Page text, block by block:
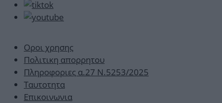
Οροι χρησης
Πολιτικη απορρητου
Πληροφοριες α.27 Ν.5253/2025
Ταυτοτητα
Επικοινωνια